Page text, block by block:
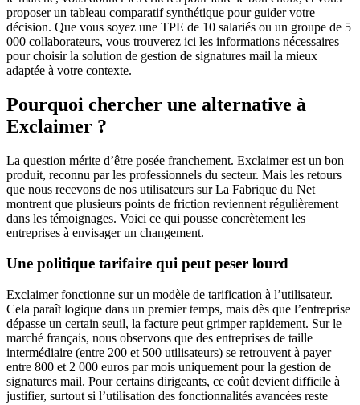
proposer un tableau comparatif synthétique pour guider votre
décision. Que vous soyez une TPE de 10 salariés ou un groupe de 5
000 collaborateurs, vous trouverez ici les informations nécessaires
pour choisir la solution de gestion de signatures mail la mieux
adaptée à votre contexte.
Pourquoi chercher une alternative à
Exclaimer ?
La question mérite d’être posée franchement. Exclaimer est un bon
produit, reconnu par les professionnels du secteur. Mais les retours
que nous recevons de nos utilisateurs sur La Fabrique du Net
montrent que plusieurs points de friction reviennent régulièrement
dans les témoignages. Voici ce qui pousse concrètement les
entreprises à envisager un changement.
Une politique tarifaire qui peut peser lourd
Exclaimer fonctionne sur un modèle de tarification à l’utilisateur.
Cela paraît logique dans un premier temps, mais dès que l’entreprise
dépasse un certain seuil, la facture peut grimper rapidement. Sur le
marché français, nous observons que des entreprises de taille
intermédiaire (entre 200 et 500 utilisateurs) se retrouvent à payer
entre 800 et 2 000 euros par mois uniquement pour la gestion de
signatures mail. Pour certains dirigeants, ce coût devient difficile à
justifier, surtout si l’utilisation des fonctionnalités avancées reste